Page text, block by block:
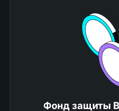
Фонд защиты